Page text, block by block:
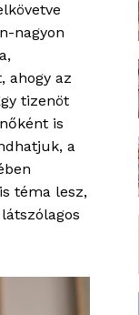
nagyon
ahogy az
tizenöt
is
a
téma lesz,